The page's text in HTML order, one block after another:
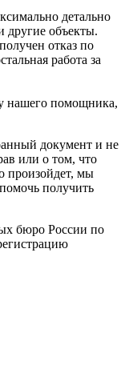
детально
другие объекты.
отказ по
работа за
нашего помощника,
документ и не
или о том, что
произойдет, мы
получить
бюро России по